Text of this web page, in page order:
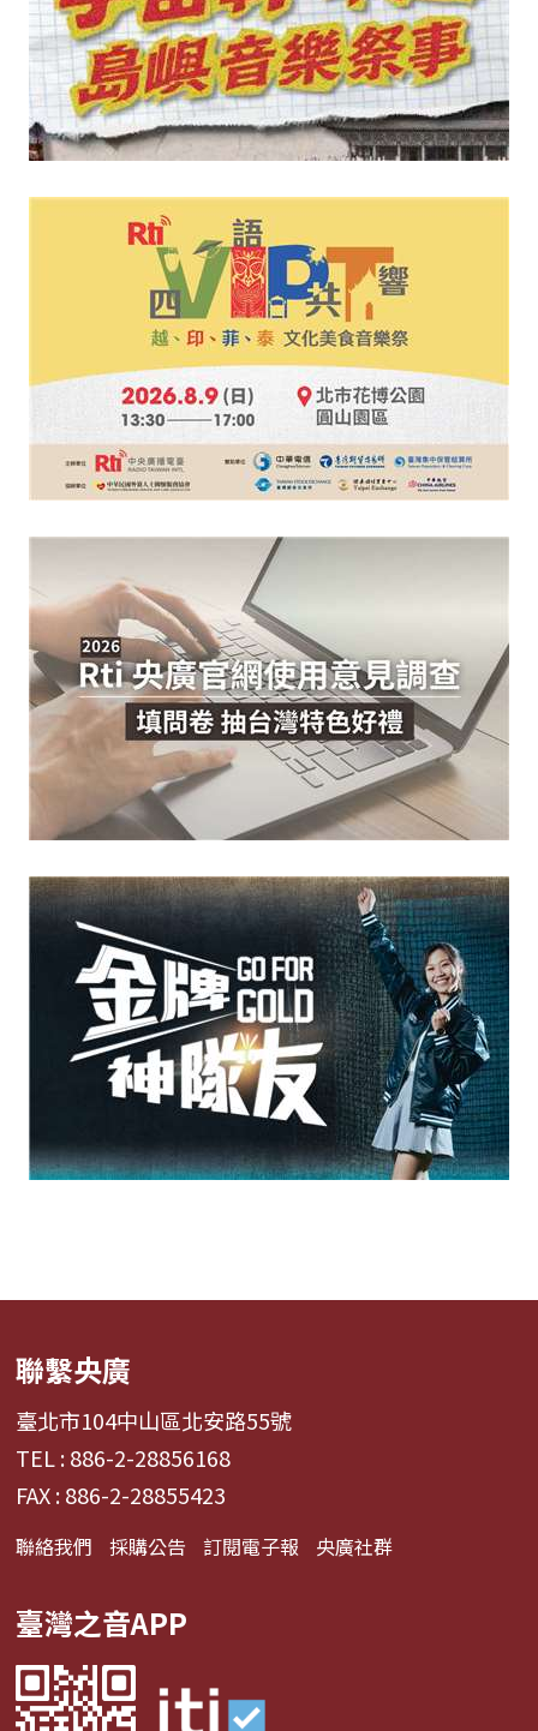
聯繫央廣
臺北市104中山區北安路55號
TEL : 886-2-28856168
FAX : 886-2-28855423
聯絡我們 採購公告 訂閱電子報 央廣社群
臺灣之音APP